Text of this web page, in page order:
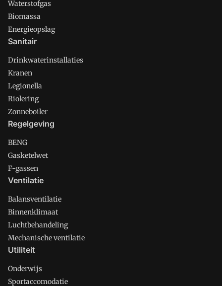
Waterstofgas
Biomassa
Energieopslag
Sanitair
Drinkwaterinstallaties
Kranen
Legionella
Riolering
Zonneboiler
Regelgeving
BENG
Gasketelwet
F-gassen
Ventilatie
Balansventilatie
Binnenklimaat
Luchtbehandeling
Mechanische ventilatie
Utiliteit
Onderwijs
Sportaccomodatie